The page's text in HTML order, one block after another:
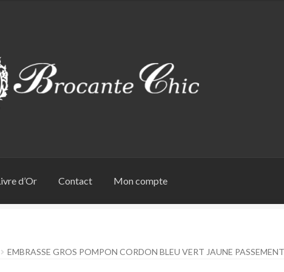
d’Or Contact Mon compte
EMBRASSE GROS POMPON CORDON BLEU VERT JAUNE